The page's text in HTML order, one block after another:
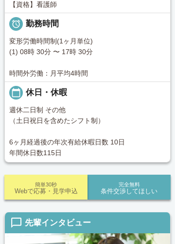
【資格】看護師
 勤務時間
変形労働時間制(1ヶ月単位)
(1) 08時 30分 〜 17時 30分
時間外労働：月平均4時間
calendar_today 休日・休暇
週休二日制 その他
（土日祝日を含めたシフト制）
6ヶ月経過後の年次有給休暇日数 10日
年間休日数115日
完全無料
条件交渉してほしい
簡単30秒
Webで応募・見学申込
chat_bubble_outline 先輩インタビュー